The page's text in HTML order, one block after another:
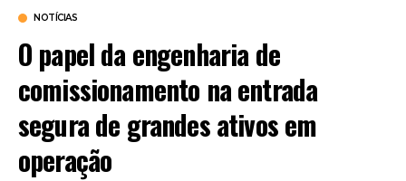
NOTÍCIAS
O papel da engenharia de
comissionamento na entrada
segura de grandes ativos em
operação